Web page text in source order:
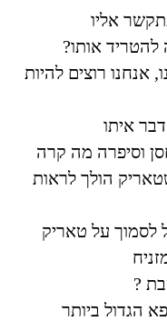
אליו
להטריד אותו?
אנחנו רוצים להיות
איתו
וסיפרה מה קרה
הולך לראות
לסמוך על טאריק
?
הגדול ביותר